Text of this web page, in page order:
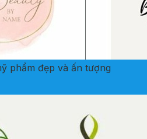
phẩm đẹp và ấn tượng